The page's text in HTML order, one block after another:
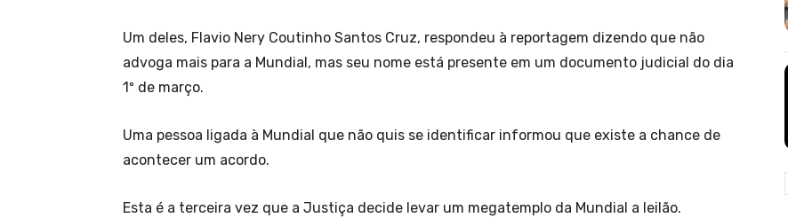
Um deles, Flavio Nery Coutinho Santos Cruz, respondeu à reportagem dizendo que não
advoga mais para a Mundial, mas seu nome está presente em um documento judicial do dia
1º de março.
Uma pessoa ligada à Mundial que não quis se identificar informou que existe a chance de
acontecer um acordo.
Esta é a terceira vez que a Justiça decide levar um megatemplo da Mundial a leilão.